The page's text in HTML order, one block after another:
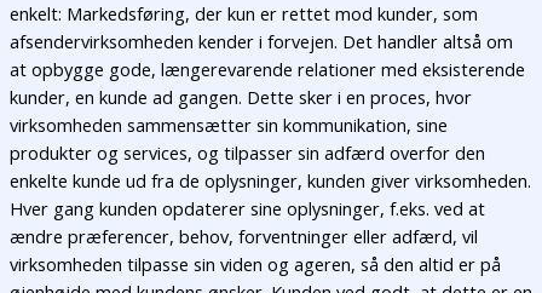
enkelt: Markedsføring, der kun er rettet mod kunder, som
afsendervirksomheden kender i forvejen. Det handler altså om
at opbygge gode, længerevarende relationer med eksisterende
kunder, en kunde ad gangen. Dette sker i en proces, hvor
virksomheden sammensætter sin kommunikation, sine
produkter og services, og tilpasser sin adfærd overfor den
enkelte kunde ud fra de oplysninger, kunden giver virksomheden.
Hver gang kunden opdaterer sine oplysninger, f.eks. ved at
ændre præferencer, behov, forventninger eller adfærd, vil
virksomheden tilpasse sin viden og ageren, så den altid er på